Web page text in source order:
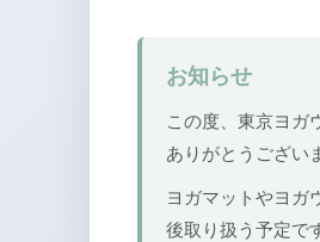
お知らせ
この度、東京ヨガ
ありがとうござい
ヨガマットやヨガ
後取り扱う予定で